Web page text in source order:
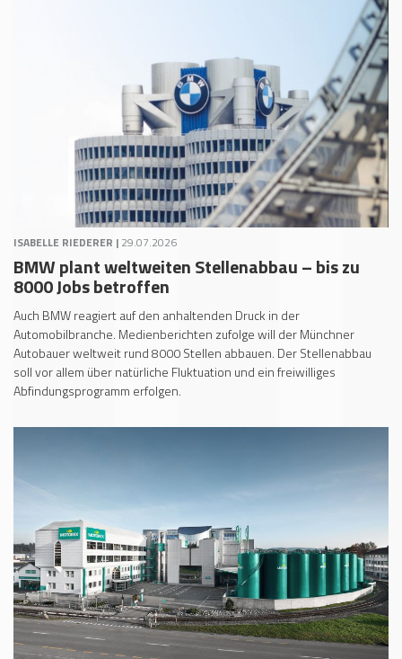
ISABELLE RIEDERER | 29.07.2026
BMW plant weltweiten Stellenabbau – bis zu
8000 Jobs betroffen
Auch BMW reagiert auf den anhaltenden Druck in der
Automobilbranche. Medienberichten zufolge will der Münchner
Autobauer weltweit rund 8000 Stellen abbauen. Der Stellenabbau
soll vor allem über natürliche Fluktuation und ein freiwilliges
Abfindungsprogramm erfolgen.